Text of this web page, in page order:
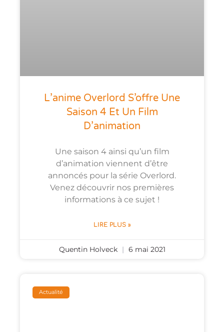
L’anime Overlord S’offre Une
Saison 4 Et Un Film
D’animation
Une saison 4 ainsi qu’un film
d’animation viennent d’être
annoncés pour la série Overlord.
Venez découvrir nos premières
informations à ce sujet !
LIRE PLUS »
Quentin Holveck 6 mai 2021
Actualité